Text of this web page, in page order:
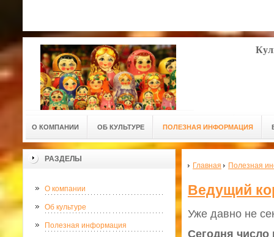
О КОМПАНИИ ОБ КУЛЬТУРЕ ПОЛЕЗНАЯ ИНФОРМАЦИЯ
РАЗДЕЛЫ
О компании
Об культуре
Полезная информация
Главная Полезная
Ведущий
Уже давно не
Сегодня